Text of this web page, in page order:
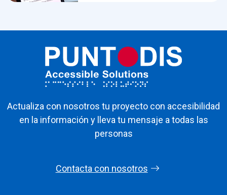
Actualiza con nosotros tu proyecto con accesibilidad
en la información y lleva tu mensaje a todas las
personas
Contacta con nosotros